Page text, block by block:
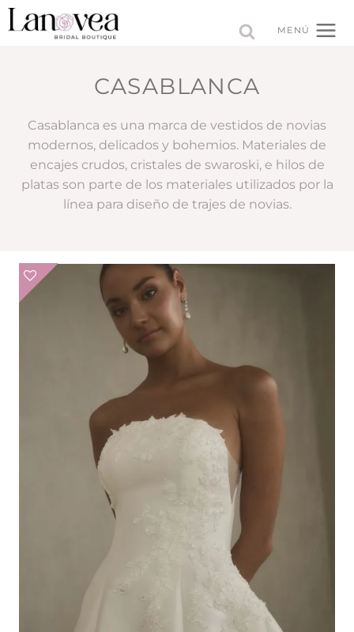
Saltar
al
MENÚ
CASABLANCA
Casablanca es una marca de vestidos de novias
modernos, delicados y bohemios. Materiales de
encajes crudos, cristales de swaroski, e hilos de
platas son parte de los materiales utilizados por la
línea para diseño de trajes de novias.